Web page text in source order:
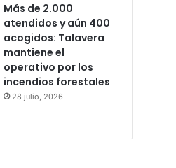
Más de 2.000
atendidos y aún 400
acogidos: Talavera
mantiene el
operativo por los
incendios forestales
28 julio, 2026